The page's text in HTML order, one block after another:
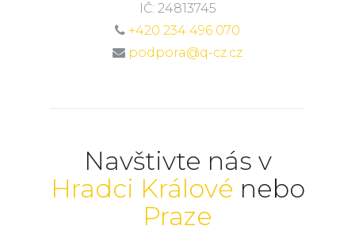
IČ: 24813745
+420 234 496 070
podpora@q-cz.cz
Navštivte nás v
Hradci Králové nebo
Praze